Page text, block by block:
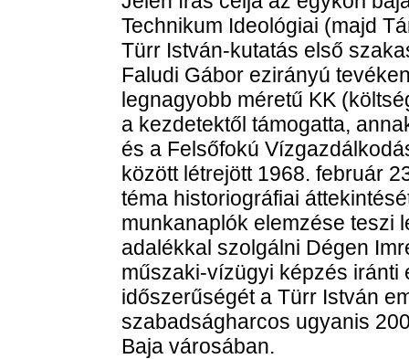
Technikum Ideológiai (majd
Türr István-kutatás első
Faludi Gábor ezirányú
legnagyobb méretű KK
a kezdetektől támogatta,
és a Felsőfokú
között létrejött 1968. február
téma historiográfiai
munkanaplók elemzése teszi
adalékkal szolgálni Dégen
műszaki-vízügyi képzés iránti
időszerűségét a Türr István
szabadságharcos ugyanis
Baja városában.